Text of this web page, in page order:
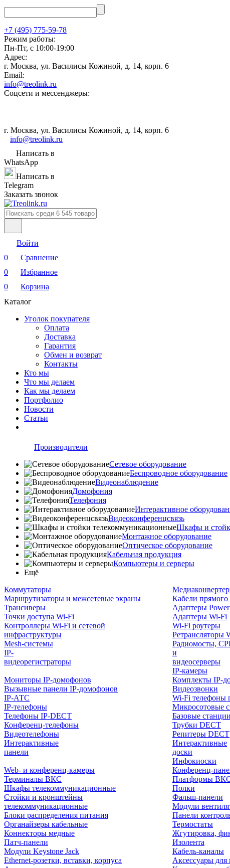
+7 (495) 775-59-78
Режим работы:
Пн-Пт, с 10:00-19:00
Адрес:
г. Москва, ул. Василисы Кожиной, д. 14, корп. 6
Email:
info@treolink.ru
Соцсети и мессенджеры:
г. Москва, ул. Василисы Кожиной, д. 14, корп. 6
info@treolink.ru
Написать в
WhatsApp
Написать в
Telegram
Заказать звонок
Войти
0
Сравнение
0
Избранное
0
Корзина
Каталог
Уголок покупателя
Оплата
Доставка
Гарантия
Обмен и возврат
Контакты
Кто мы
Что мы делаем
Как мы делаем
Портфолио
Новости
Статьи
Производители
Сетевое оборудование
Беспроводное оборудование
Видеонаблюдение
Домофония
Телефония
Интерактивное
Видеоконференцсвязь
Шкафы и
Монтажное оборудование
Оптическое оборудование
Кабельная продукция
Компьютеры и серверы
Ещё
Коммутаторы
Маршрутизаторы и межсетевые экраны
Трансиверы
Кабели
Адаптеры
Точки доступа Wi-Fi
Контроллеры Wi-Fi и сетевой
инфраструктуры
Mesh-системы
Адаптеры Wi-Fi
Wi-Fi роутеры
Ретрансляторы
Радиомосты,
IP-
видеорегистраторы
и
видеосерверы
IP-камеры
Мониторы IP-домофонов
Вызывные панели IP-домофонов
Комплекты IP-
Видеозвонки
IP-АТС
IP-телефоны
Телефоны IP-DECT
Конференц-телефоны
Видеотелефоны
Wi-Fi телефоны
Микросотовые
Базовые
Трубки DECT
Репитеры DECT
Интерактивные
панели
Интерактивные
доски
Инфокиоски
Web- и конференц-камеры
Терминалы ВКС
Конференц-
Платформы
Шкафы телекоммуникационные
Стойки и кронштейны
телекоммуникационные
Блоки распределения питания
Органайзеры кабельные
Полки
Фальш-панели
Модули
Панели
Термостаты
Коннекторы медные
Патч-панели
Модули Keystone Jack
Ethernet-розетки, вставки, корпуса
Жгутировка,
Изолента
Кабель-каналы
Аксессуары для